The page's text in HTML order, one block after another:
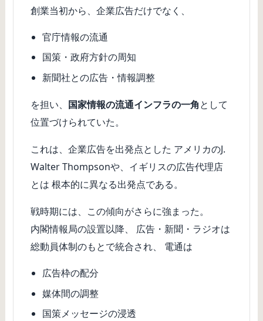
創業当初から、企業広告だけでなく、
官庁情報の流通
国策・政府方針の周知
新聞社との広告・情報調整
を担い、 国家情報の流通インフラの一角として
位置づけられていた。
これは、企業広告を出発点とした アメリカのJ.
Walter Thompsonや、イギリスの広告代理店
とは 根本的に異なる出発点である。
戦時期には、この傾向がさらに強まった。
内閣情報局の設置以降、 広告・新聞・ラジオは
総動員体制のもとで統合され、 電通は
広告枠の配分
媒体間の調整
国策メッセージの浸透